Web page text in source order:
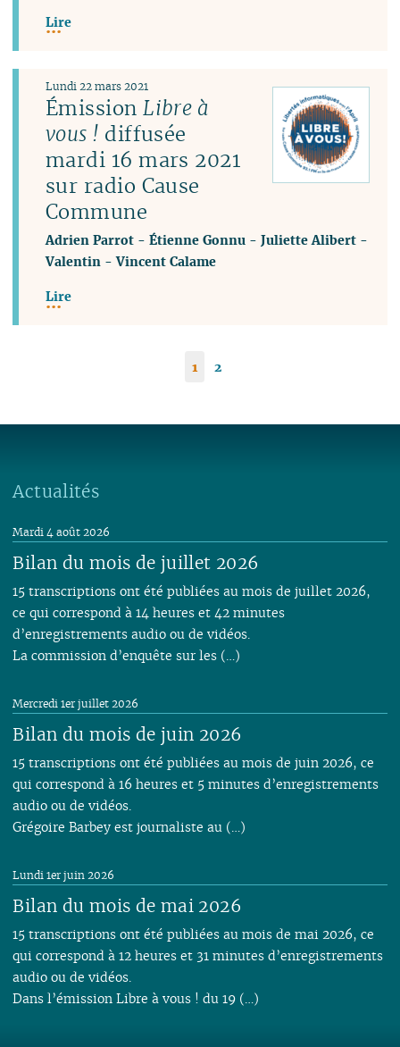
Lire
ÉmissionLibre à
vous ! diffusée
mardi 16 mars 2021
sur radio Cause
Commune
Lundi 22 mars 2021
Adrien Parrot -Étienne Gonnu -Juliette Alibert -
Valentin -Vincent Calame
Lire
1 2
Actualités
Bilan du mois de juillet 2026
Mardi 4 août 2026
15 transcriptions ont été publiées au mois de juillet 2026,
ce qui correspond à 14 heures et 42 minutes
d’enregistrements audio ou de vidéos.
La commission d’enquête sur les (…)
Bilan du mois de juin 2026
Mercredi 1er juillet 2026
15 transcriptions ont été publiées au mois de juin 2026, ce
qui correspond à 16 heures et 5 minutes d’enregistrements
audio ou de vidéos.
Grégoire Barbey est journaliste au (…)
Bilan du mois de mai 2026
Lundi 1er juin 2026
15 transcriptions ont été publiées au mois de mai 2026, ce
qui correspond à 12 heures et 31 minutes d’enregistrements
audio ou de vidéos.
Dans l’émission Libre à vous ! du 19 (…)